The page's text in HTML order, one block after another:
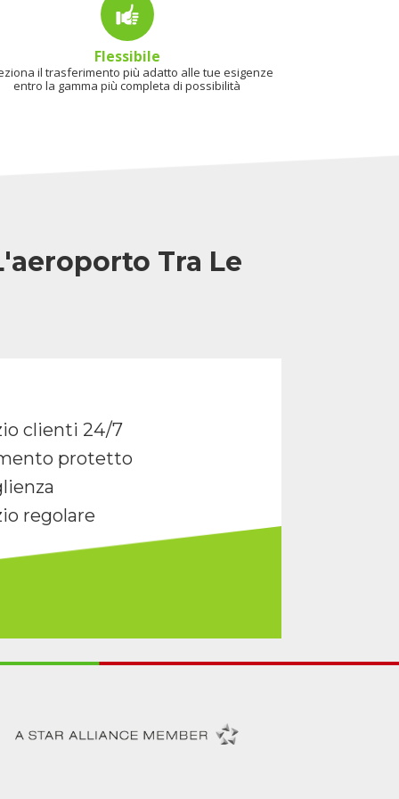
Flessibile
il trasferimento più adatto alle tue esigenze
entro la gamma più completa di possibilità
Tra Le
clienti 24/7
protetto
regolare